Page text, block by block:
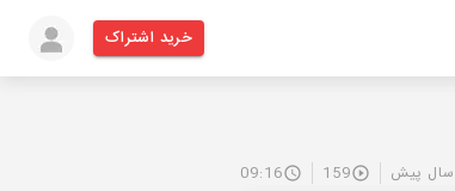
خرید اشتراک
159
09:16